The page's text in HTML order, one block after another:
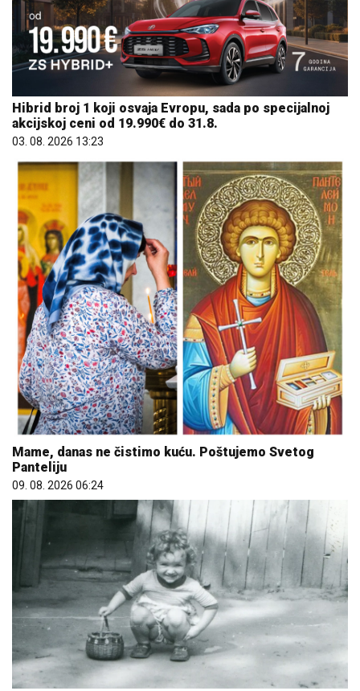
Hibrid broj 1 koji osvaja Evropu, sada po specijalnoj
akcijskoj ceni od 19.990€ do 31.8.
03. 08. 2026 13:23
Mame, danas ne čistimo kuću. Poštujemo Svetog
Panteliju
09. 08. 2026 06:24